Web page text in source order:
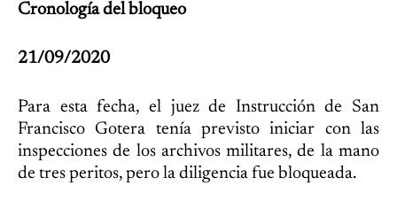
Cronología del bloqueo
21/09/2020
Para esta fecha, el juez de Instrucción de San
Francisco Gotera tenía previsto iniciar con las
inspecciones de los archivos militares, de la mano
de tres peritos, pero la diligencia fue bloqueada.